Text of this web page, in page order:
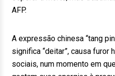
AFP.
A expressão chinesa “tang
significa “deitar”, causa furor
sociais, num momento em